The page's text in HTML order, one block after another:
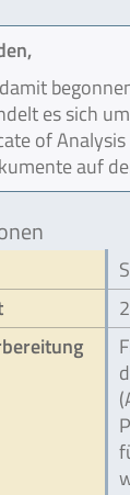
es sich
of
auf